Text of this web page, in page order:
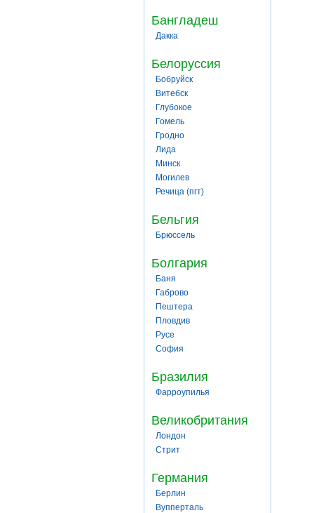
Бангладеш
Дакка
Белоруссия
Бобруйск
Витебск
Глубокое
Гомель
Гродно
Лида
Минск
Могилев
Речица (пгт)
Бельгия
Брюссель
Болгария
Баня
Габрово
Пештера
Пловдив
Русе
София
Бразилия
Фарроупилья
Великобритания
Лондон
Стрит
Германия
Берлин
Вупперталь